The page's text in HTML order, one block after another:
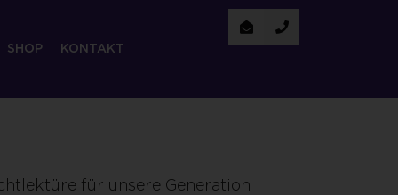
SHOP KONTAKT
für unsere Generation